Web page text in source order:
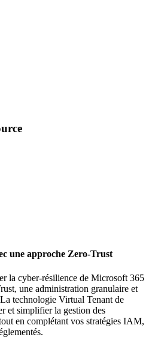
une approche Zero-Trust
la cyber-résilience de Microsoft 365
une administration granulaire et
technologie Virtual Tenant de
et simplifier la gestion des
en complétant vos stratégies IAM,